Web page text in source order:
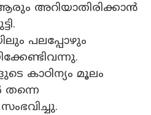
ആരും അറിയാതിരിക്കാൻ
പലപ്പോഴും
കാഠിന്യം മൂലം
തന്നെ